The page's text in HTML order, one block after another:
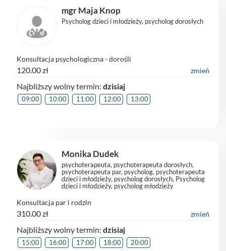
mgr Maja Knop
Psycholog dzieci i młodzieży, psycholog dorosłych
Konsultacja psychologiczna - dorośli
120.00 zł zmień
Najbliższy wolny termin: dzisiaj
09:00 10:00 11:00 12:00 13:00
Monika Dudek
psychoterapeuta, psychoterapeuta dorosłych,
psychoterapeuta par, psycholog, psychoterapeuta
dzieci i młodzieży, psycholog dorosłych, Psycholog
dzieci i młodzieży, psycholog młodzieży
Konsultacja par i rodzin
310.00 zł zmień
Najbliższy wolny termin: dzisiaj
15:00 16:00 17:00 18:00 20:00